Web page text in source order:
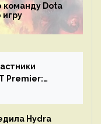
команду Dota
игру
Premier:
Hydra